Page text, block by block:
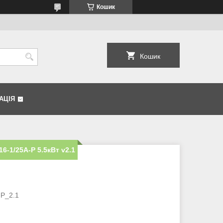
Кошик
Кошик
1/25А-Р 5.5кВт v2.1